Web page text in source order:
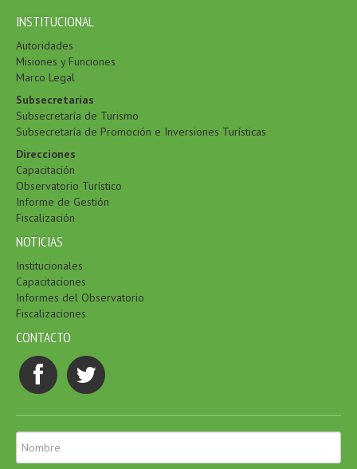
INSTITUCIONAL
Autoridades
Misiones y Funciones
Marco Legal
Subsecretarías
Subsecretaría de Turismo
Subsecretaría de Promoción e Inversiones Turísticas
Direcciones
Capacitación
Observatorio Turístico
Informe de Gestión
Fiscalización
NOTICIAS
Institucionales
Capacitaciones
Informes del Observatorio
Fiscalizaciones
CONTACTO